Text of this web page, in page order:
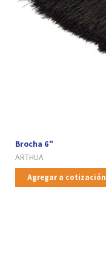
Brocha 6"
ARTHUA
Agregar a cotización